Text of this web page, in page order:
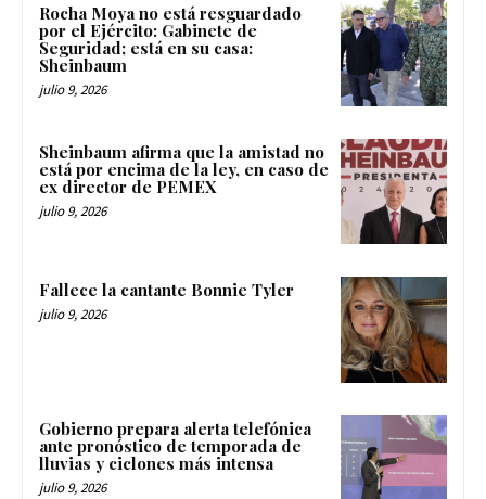
Rocha Moya no está resguardado
por el Ejército: Gabinete de
Seguridad; está en su casa:
Sheinbaum
julio 9, 2026
Sheinbaum afirma que la amistad no
está por encima de la ley, en caso de
ex director de PEMEX
julio 9, 2026
Fallece la cantante Bonnie Tyler
julio 9, 2026
Gobierno prepara alerta telefónica
ante pronóstico de temporada de
lluvias y ciclones más intensa
julio 9, 2026